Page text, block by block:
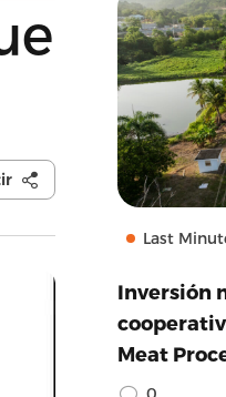
Last
Inversión
Meat
0